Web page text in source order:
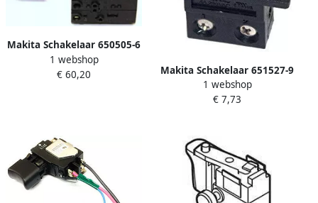
Makita Schakelaar 650505-6
1 webshop
€ 60,20
Makita Schakelaar 651527-9
1 webshop
€ 7,73